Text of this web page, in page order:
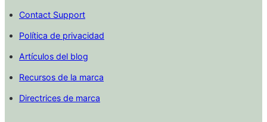
Contact Support
Política de privacidad
Artículos del blog
Recursos de la marca
Directrices de marca